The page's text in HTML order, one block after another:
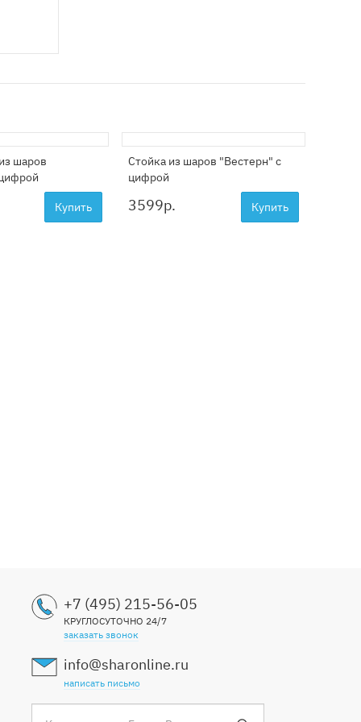
шаров
Купить
Стойка из шаров "Вестерн" с
цифрой
3599р. Купить
+7 (495) 215-56-05
КРУГЛОСУТОЧНО 24/7
заказать звонок
info@sharonline.ru
написать письмо